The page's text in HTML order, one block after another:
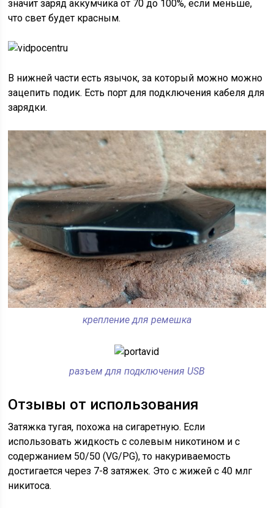
значит заряд аккумчика от 70 до 100%, если меньше,
что свет будет красным.
В нижней части есть язычок, за который можно можно
зацепить подик. Есть порт для подключения кабеля для
зарядки.
крепление для ремешка
разъем для подключения USB
Отзывы от использования
Затяжка тугая, похожа на сигаретную. Если
использовать жидкость с солевым никотином и с
содержанием 50/50 (VG/PG), то накуриваемость
достигается через 7-8 затяжек. Это с жижей с 40 млг
никитоса.